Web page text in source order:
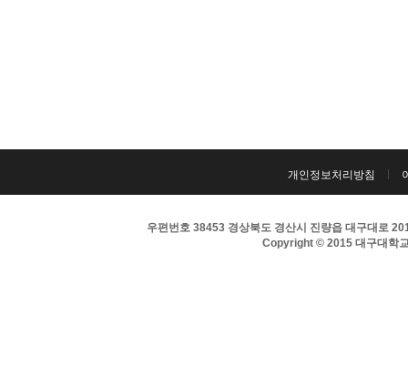
개인정보처리방침
우편번호 38453 경상북도 경산시 진량읍 대구대로
Copyright © 2015 대구대학